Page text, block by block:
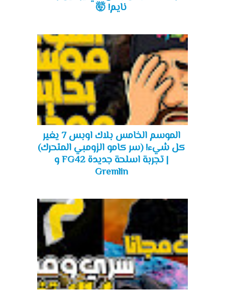
نايم! 🤯
الموسم الخامس بلاك اوبس 7 يغير
كل شيء! (سر كامو الزومبي المتحرك)
| تجربة اسلحة جديدة FG42 و
Gremlin